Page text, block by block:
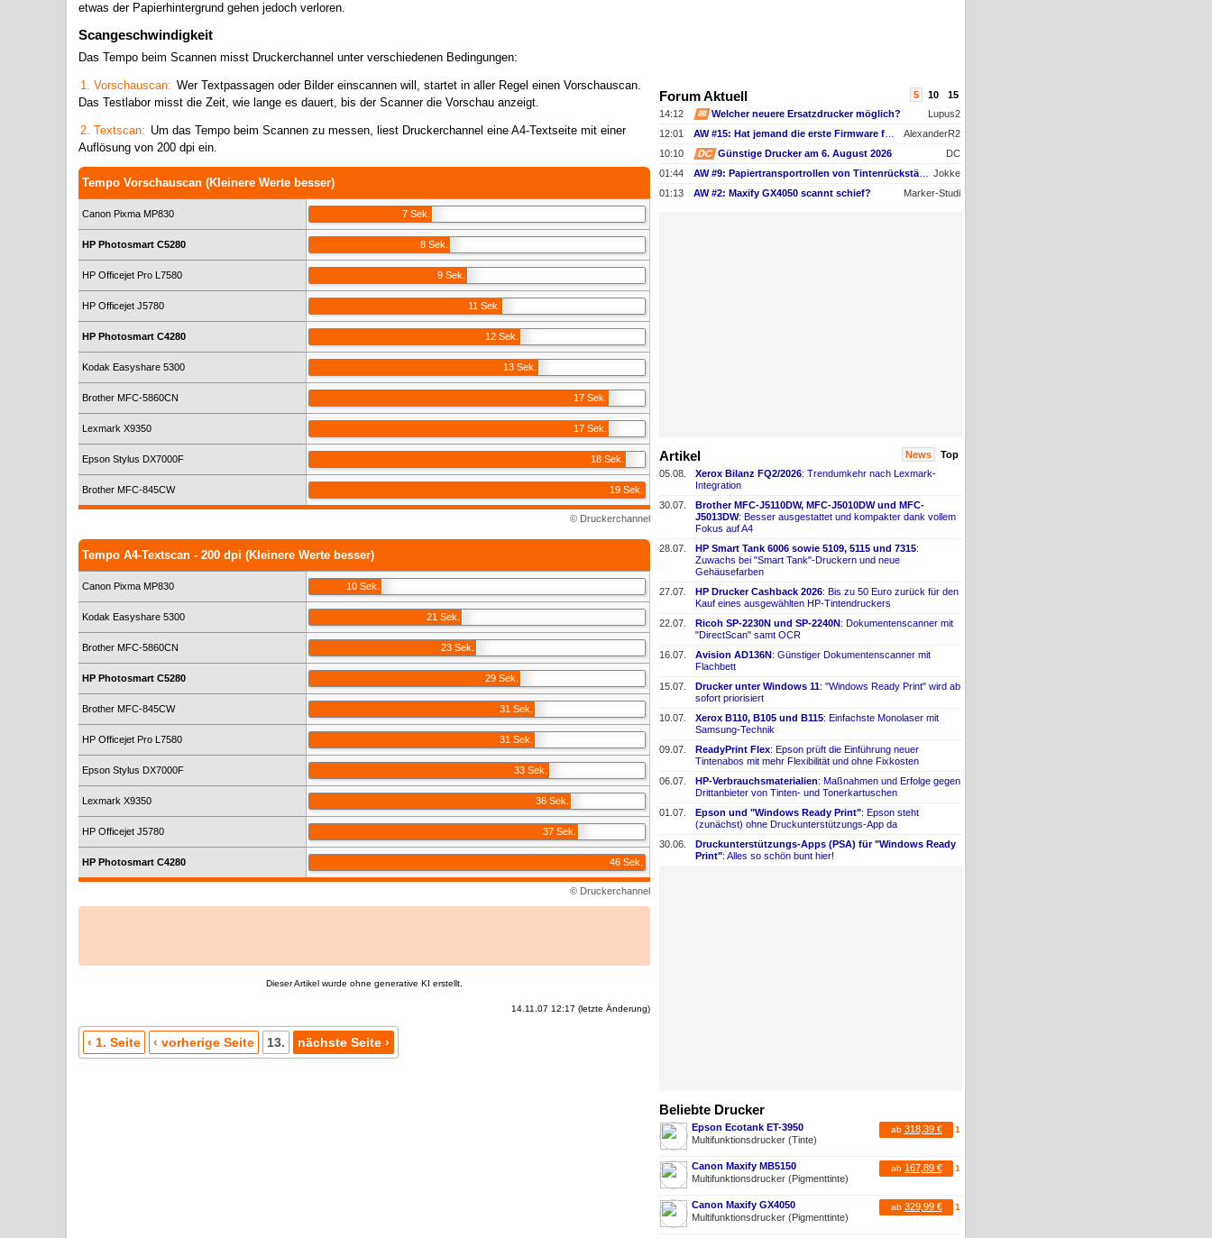
etwas der Papierhintergrund gehen jedoch verloren.
Scangeschwindigkeit
Das Tempo beim Scannen misst Druckerchannel unter verschiedenen Bedingungen:
1. Vorschauscan: Wer Textpassagen oder Bilder einscannen will, startet in aller Regel einen Vorschauscan.
Das Testlabor misst die Zeit, wie lange es dauert, bis der Scanner die Vorschau anzeigt.
2. Textscan: Um das Tempo beim Scannen zu messen, liest Druckerchannel eine A4-Textseite mit einer
Auflösung von 200 dpi ein.
Tempo Vorschauscan (Kleinere Werte besser)
Canon Pixma MP830 7 Sek.
HP Photosmart C5280 8 Sek.
HP Officejet Pro L7580 9 Sek.
HP Officejet J5780 11 Sek.
HP Photosmart C4280 12 Sek.
Kodak Easyshare 5300 13 Sek.
Brother MFC-5860CN 17 Sek.
Lexmark X9350 17 Sek.
Epson Stylus DX7000F 18 Sek.
Brother MFC-845CW 19 Sek.
© Druckerchannel
Tempo A4-Textscan - 200 dpi (Kleinere Werte besser)
Canon Pixma MP830 10 Sek.
Kodak Easyshare 5300 21 Sek.
Brother MFC-5860CN 23 Sek.
HP Photosmart C5280 29 Sek.
Brother MFC-845CW 31 Sek.
HP Officejet Pro L7580 31 Sek.
Epson Stylus DX7000F 33 Sek.
Lexmark X9350 36 Sek.
HP Officejet J5780 37 Sek.
HP Photosmart C4280 46 Sek.
© Druckerchannel
Dieser Artikel wurde ohne generative KI erstellt.
14.11.07 12:17 (letzte Änderung)
‹ 1. Seite ‹ vorherige Seite 13. nächste Seite ›
Forum Aktuell 5 10
15
14:12
✉ Welcher neuere Ersatzdrucker möglich?
Lupus2
12:01
AlexanderR2
10:10
DC Günstige Drucker am 6. August 2026
DC
01:44
Jokke
01:13
AW #2: Maxify GX4050 scannt schief? Marker-Studi
Artikel News
Top
05.08.
Xerox Bilanz FQ2/2026: Trendumkehr nach Lexmark-
Integration
30.07.
Brother MFC-​J5110DW, MFC-​J5010DW und MFC-
J5013DW: Besser ausgestattet und kompakter dank vollem
Fokus auf A4
28.07.
HP Smart Tank 6006 sowie 5109, 5115 und 7315:
Zuwachs bei "Smart Tank"-​Druckern und neue
Gehäusefarben
27.07.
HP Drucker Cashback 2026: Bis zu 50 Euro zurück für den
Kauf eines ausgewählten HP-​Tintendruckers
22.07.
Ricoh SP-​2230N und SP-​2240N: Dokumentenscanner mit
"DirectScan" samt OCR
16.07.
Avision AD136N: Günstiger Dokumentenscanner mit
Flachbett
15.07.
Drucker unter Windows 11: "Windows Ready Print" wird ab
sofort priorisiert
10.07.
Xerox B110, B105 und B115: Einfachste Monolaser mit
Samsung-​Technik
09.07.
ReadyPrint Flex: Epson prüft die Einführung neuer
Tintenabos mit mehr Flexibilität und ohne Fixkosten
06.07.
HP-​Verbrauchsmaterialien: Maßnahmen und Erfolge gegen
Drittanbieter von Tinten- ​ und Tonerkartuschen
01.07.
Epson und "Windows Ready Print": Epson steht
(zunächst) ohne Druckunterstützungs-​App da
30.06.
Druckunterstützungs-​Apps (PSA) für "Windows Ready
Print": Alles so schön bunt hier!
Beliebte Drucker
ab 318,39 € 1
Epson Ecotank ET-3950
Multifunktionsdrucker (Tinte)
ab 167,89 € 1
Canon Maxify MB5150
Multifunktionsdrucker (Pigmenttinte)
ab 329,99 € 1
Canon Maxify GX4050
Multifunktionsdrucker (Pigmenttinte)